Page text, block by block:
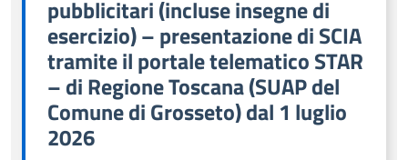
pubblicitari (incluse insegne di
esercizio) – presentazione di SCIA
tramite il portale telematico STAR
– di Regione Toscana (SUAP del
Comune di Grosseto) dal 1 luglio
2026